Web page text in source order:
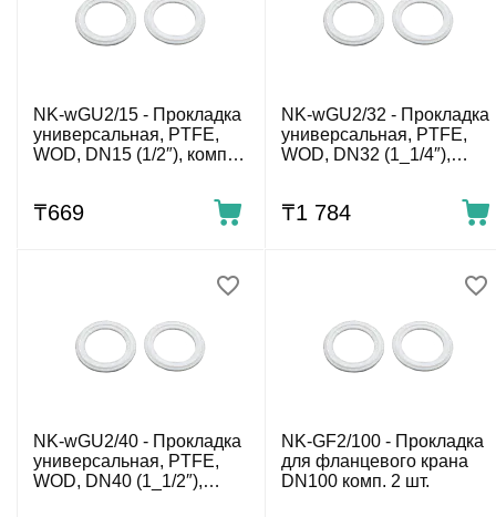
NK-wGU2/15 - Прокладка
универсальная, PTFE,
WOD, DN15 (1/2″), комп.
₸‍669‍
NK-wGU2/32 - Прокладка
универсальная, PTFE,
WOD, DN32 (1_1/4″),
₸1 784
NK-wGU2/40 - Прокладка
универсальная, PTFE,
WOD, DN40 (1_1/2″),
NK-GF2/100 - Прокладка
для фланцевого крана
DN100 комп. 2 шт.